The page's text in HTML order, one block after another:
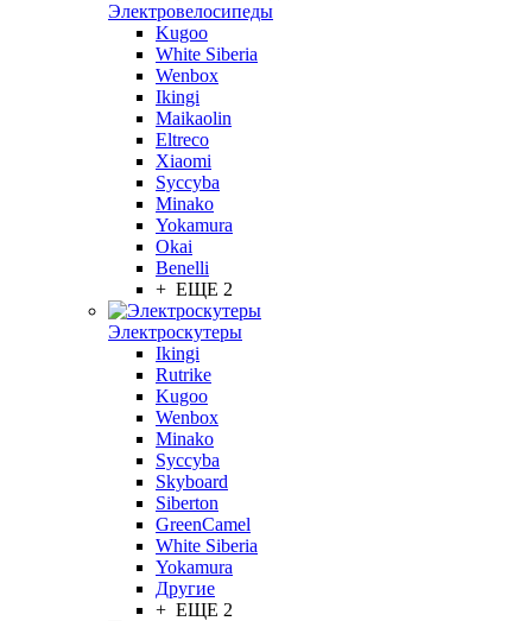
Электровелосипеды
Kugoo
White Siberia
Wenbox
Ikingi
Maikaolin
Eltreco
Xiaomi
Syccyba
Minako
Yokamura
Okai
Benelli
+ ЕЩЕ 2
Электроскутеры
Ikingi
Rutrike
Kugoo
Wenbox
Minako
Syccyba
Skyboard
Siberton
GreenCamel
White Siberia
Yokamura
Другие
+ ЕЩЕ 2